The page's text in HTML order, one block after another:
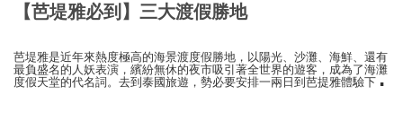
【芭堤雅必到】三大渡假勝地
芭堤雅是近年來熱度極高的海景渡度假勝地，以陽光、沙灘、海鮮、還有
最負盛名的人妖表演，繽紛無休的夜市吸引著全世界的遊客，成為了海灘
度假天堂的代名詞。去到泰國旅遊，勢必要安排一兩日到芭提雅體驗下